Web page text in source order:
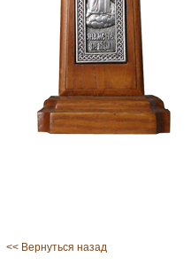
<< Вернуться назад